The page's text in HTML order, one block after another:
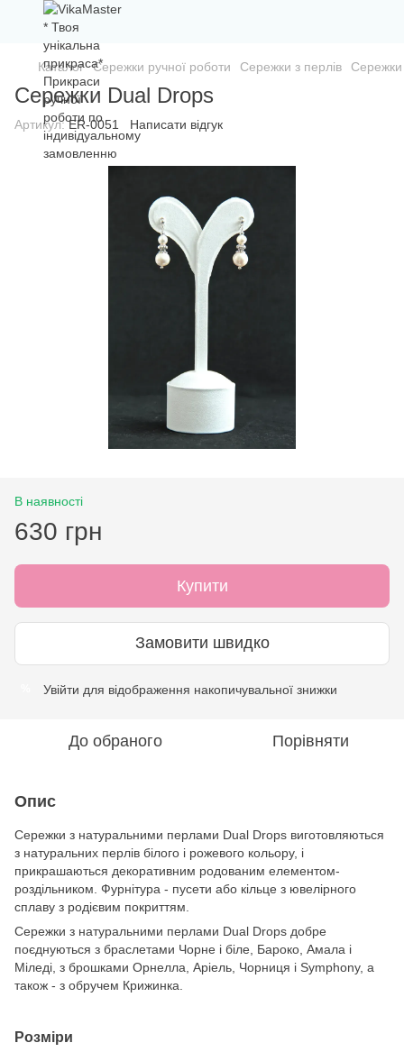
Каталог Сережки ручної роботи Сережки з перлів
Сережки Dual Drops
Артикул:ER-0051 Написати відгук
В наявності
630 грн
Купити
Замовити швидко
Увійти для відображення накопичувальної знижки
До обраного Порівняти
Опис
Сережки з натуральними перлами Dual Drops виготовляються
з натуральних перлів білого і рожевого кольору, і
прикрашаються декоративним родованим елементом-
роздільником. Фурнітура - пусети або кільце з ювелірного
сплаву з родієвим покриттям.
Сережки з натуральними перлами Dual Drops добре
поєднуються з браслетами Чорне і біле, Бароко, Амала і
Міледі, з брошками Орнелла, Аріель, Чорниця і Symphony, а
також - з обручем Крижинка.
Розміри